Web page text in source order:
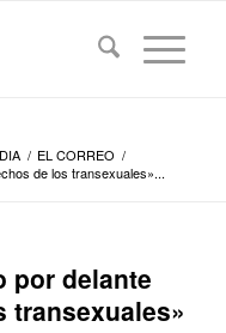
/ EL CORREO /
de los transexuales»...
por delante
transexuales»